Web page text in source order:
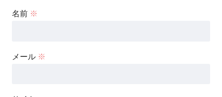
名前 ※
メール ※